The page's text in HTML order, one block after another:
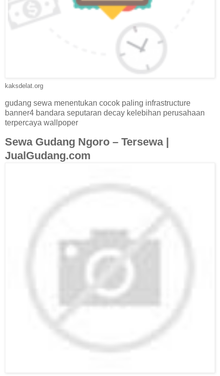
kaksdelat.org
gudang sewa menentukan cocok paling infrastructure
banner4 bandara seputaran decay kelebihan perusahaan
terpercaya wallpoper
Sewa Gudang Ngoro – Tersewa |
JualGudang.com